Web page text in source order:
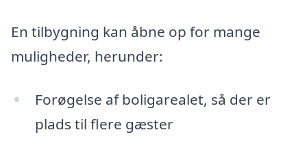
En tilbygning kan åbne op for mange
muligheder, herunder:
Forøgelse af boligarealet, så der er
plads til flere gæster